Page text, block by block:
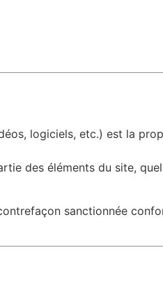
logiciels, etc.) est la
des éléments du site,
sanctionnée